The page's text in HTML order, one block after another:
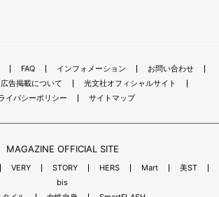
FAQ インフォメーション
お問い合わせ
広告掲載について
光文社オフィシャルサイト
イバシーポリシー
サイトマップ
MAGAZINE OFFICIAL SITE
VERY STORY HERS Mart
美ST
bis